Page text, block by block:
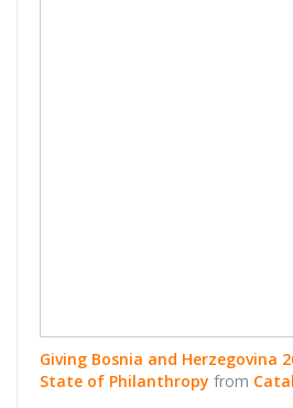
Giving Bosnia and Herzegovina
State of Philanthropy from